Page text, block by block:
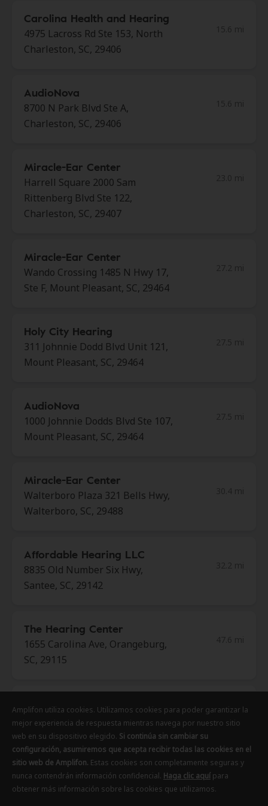
Carolina Health and Hearing
4975 Lacross Rd Ste 153, North
Charleston, SC, 29406
AudioNova
8700 N Park Blvd Ste A,
Charleston, SC, 29406
Miracle-Ear Center
Harrell Square 2000 Sam
Rittenberg Blvd Ste 122,
Charleston, SC, 29407
Miracle-Ear Center
Wando Crossing 1485 N Hwy 17,
Ste F, Mount Pleasant, SC, 29464
Holy City Hearing
311 Johnnie Dodd Blvd Unit 121,
Mount Pleasant, SC, 29464
AudioNova
1000 Johnnie Dodds Blvd Ste 107,
Mount Pleasant, SC, 29464
Miracle-Ear Center
Walterboro Plaza 321 Bells Hwy,
Walterboro, SC, 29488
Affordable Hearing LLC
8835 Old Number Six Hwy,
Santee, SC, 29142
The Hearing Center
1655 Carolina Ave, Orangeburg,
SC, 29115
Miracle-Ear Center
1511 St Matthews Rd,
Orangeburg, SC, 29118
48.0 mi
Affordable Hearing LLC
1720 Saint Matthews Rd,
Amplifon utiliza cookies. Utilizamos cookies para poder garantizar la
mejor experiencia de respuesta mientras navega por nuestro sitio
web en su dispositivo elegido. Si continúa sin cambiar su
configuración, asumiremos que acepta recibir todas las cookies en el
sitio web de Amplifon. Estas cookies son completamente seguras y
nunca contendrán información confidencial. Haga clic aquí para
obtener más información sobre las cookies que utilizamos.
Amplifon utiliza cookies. Utilizamos cookies para poder garantizar la
mejor experiencia de respuesta mientras navega por nuestro sitio
web en su dispositivo elegido. Si continúa sin cambiar su
configuración, asumiremos que acepta recibir todas las cookies en el
sitio web de Amplifon. Estas cookies son completamente seguras y
nunca contendrán información confidencial. Haga clic aquí para
obtener más información sobre las cookies que utilizamos.
Amplifon utiliza cookies. Utilizamos cookies para poder garantizar la
mejor experiencia de respuesta mientras navega por nuestro sitio
web en su dispositivo elegido. Si continúa sin cambiar su
configuración, asumiremos que acepta recibir todas las cookies en el
sitio web de Amplifon. Estas cookies son completamente seguras y
nunca contendrán información confidencial. Haga clic aquí para
obtener más información sobre las cookies que utilizamos.